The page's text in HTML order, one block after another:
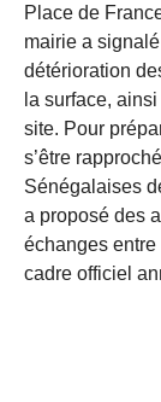
Place de
mairie a
détérioration
la surface,
site. Pour
s’être
Sénégalaises
a proposé des
échanges
cadre officiel